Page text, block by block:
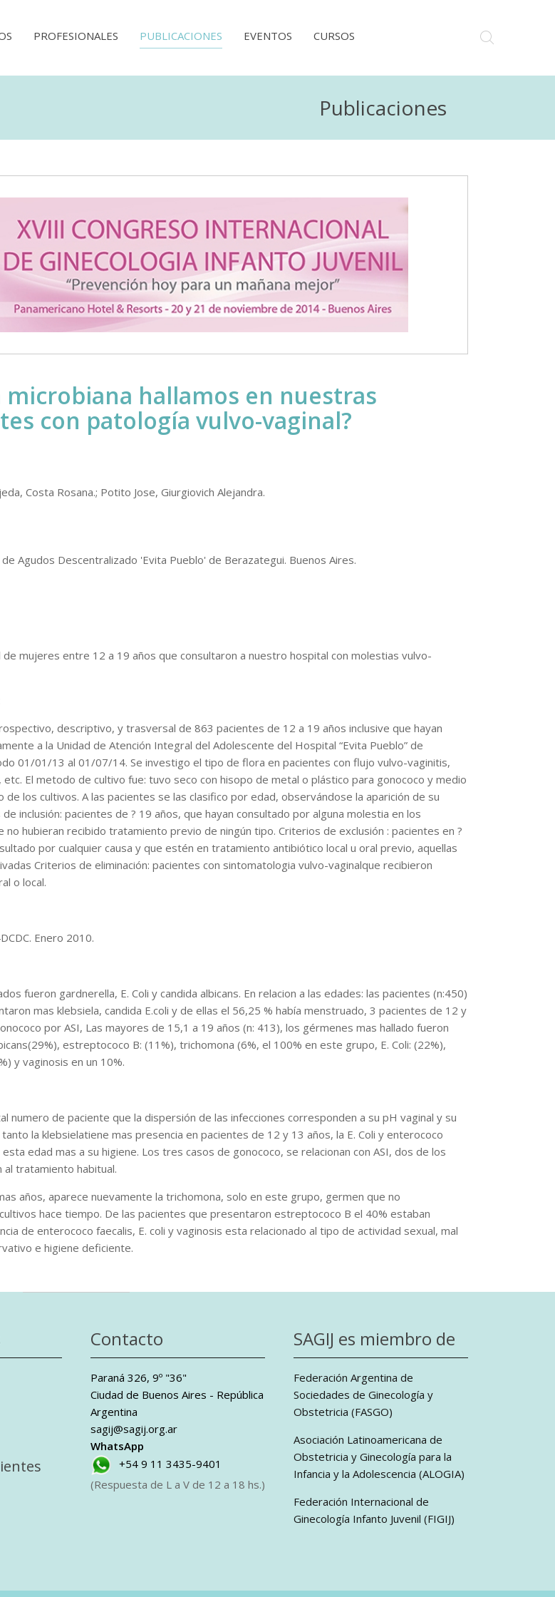
PROFESIONALES PUBLICACIONES EVENTOS CURSOS
Publicaciones
microbiana hallamos en nuestras
con patología vulvo-vaginal?
Costa Rosana.; Potito Jose, Giurgiovich Alejandra.
Agudos Descentralizado 'Evita Pueblo' de Berazategui. Buenos Aires.
mujeres entre 12 a 19 años que consultaron a nuestro hospital con molestias vulvo-
descriptivo, y trasversal de 863 pacientes de 12 a 19 años inclusive que hayan
a la Unidad de Atención Integral del Adolescente del Hospital “Evita Pueblo” de
01/01/13 al 01/07/14. Se investigo el tipo de flora en pacientes con flujo vulvo-vaginitis,
El metodo de cultivo fue: tuvo seco con hisopo de metal o plástico para gonococo y medio
los cultivos. A las pacientes se las clasifico por edad, observándose la aparición de su
inclusión: pacientes de ? 19 años, que hayan consultado por alguna molestia en los
no hubieran recibido tratamiento previo de ningún tipo. Criterios de exclusión : pacientes en ?
por cualquier causa y que estén en tratamiento antibiótico local u oral previo, aquellas
Criterios de eliminación: pacientes con sintomatologia vulvo-vaginalque recibieron
o local.
Enero 2010.
fueron gardnerella, E. Coli y candida albicans. En relacion a las edades: las pacientes (n:450)
mas klebsiela, candida E.coli y de ellas el 56,25 % había menstruado, 3 pacientes de 12 y
por ASI, Las mayores de 15,1 a 19 años (n: 413), los gérmenes mas hallado fueron
estreptococo B: (11%), trichomona (6%, el 100% en este grupo, E. Coli: (22%),
y vaginosis en un 10%.
numero de paciente que la dispersión de las infecciones corresponden a su pH vaginal y su
la klebsielatiene mas presencia en pacientes de 12 y 13 años, la E. Coli y enterococo
edad mas a su higiene. Los tres casos de gonococo, se relacionan con ASI, dos de los
tratamiento habitual.
años, aparece nuevamente la trichomona, solo en este grupo, germen que no
hace tiempo. De las pacientes que presentaron estreptococo B el 40% estaban
de enterococo faecalis, E. coli y vaginosis esta relacionado al tipo de actividad sexual, mal
e higiene deficiente.
Contacto
Paraná 326, 9º "36"
Ciudad de Buenos Aires - República
Argentina
sagij@sagij.org.ar
WhatsApp
+54 9 11 3435-9401
(Respuesta de L a V de 12 a 18 hs.)
SAGIJ es miembro de
Federación Argentina de
Sociedades de Ginecología y
Obstetricia (FASGO)
Asociación Latinoamericana de
Obstetricia y Ginecología para la
Infancia y la Adolescencia (ALOGIA)
Federación Internacional de
Ginecología Infanto Juvenil (FIGIJ)